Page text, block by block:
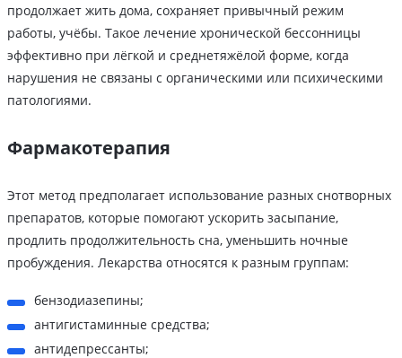
продолжает жить дома, сохраняет привычный режим
работы, учёбы. Такое лечение хронической бессонницы
эффективно при лёгкой и среднетяжёлой форме, когда
нарушения не связаны с органическими или психическими
патологиями.
Фармакотерапия
Этот метод предполагает использование разных снотворных
препаратов, которые помогают ускорить засыпание,
продлить продолжительность сна, уменьшить ночные
пробуждения. Лекарства относятся к разным группам:
бензодиазепины;
антигистаминные средства;
антидепрессанты;